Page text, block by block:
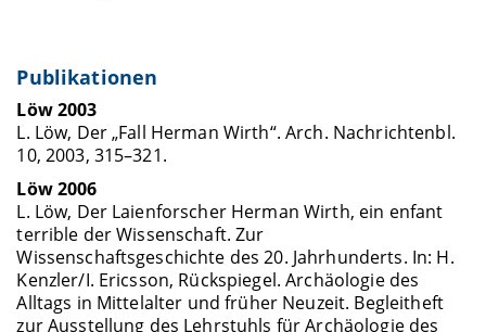
Publikationen
Löw 2003
L. Löw, Der „Fall Herman Wirth“. Arch. Nachrichtenbl.
10, 2003, 315–321.
Löw 2006
L. Löw, Der Laienforscher Herman Wirth, ein enfant
terrible der Wissenschaft. Zur
Wissenschaftsgeschichte des 20. Jahrhunderts. In: H.
Kenzler/I. Ericsson, Rückspiegel. Archäologie des
Alltags in Mittelalter und früher Neuzeit. Begleitheft
zur Ausstellung des Lehrstuhls für Archäologie des